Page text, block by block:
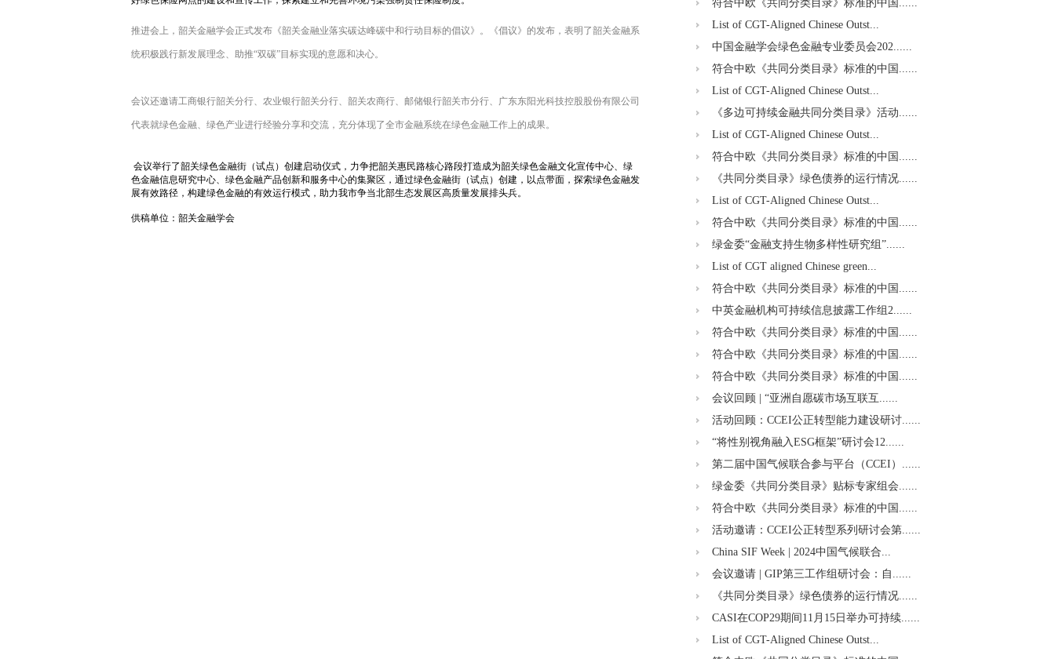
推进会上，韶关金融学会正式发布《韶关金融业落实碳达峰碳中和行动目标的倡议》。《倡议》的发布，表明了韶关金融系
统积极践行新发展理念、助推“双碳”目标实现的意愿和决心。
会议还邀请工商银行韶关分行、农业银行韶关分行、韶关农商行、邮储银行韶关市分行、广东东阳光科技控股股份有限公司
代表就绿色金融、绿色产业进行经验分享和交流，充分体现了全市金融系统在绿色金融工作上的成果。
会议举行了韶关绿色金融街（试点）创建启动仪式，力争把韶关惠民路核心路段打造成为韶关绿色金融文化宣传中心、绿
色金融信息研究中心、绿色金融产品创新和服务中心的集聚区，通过绿色金融街（试点）创建，以点带面，探索绿色金融发
展有效路径，构建绿色金融的有效运行模式，助力我市争当北部生态发展区高质量发展排头兵。
供稿单位：韶关金融学会
符合中欧《共同分类目录》标准的中国......
List of CGT-Aligned Chinese Outst...
中国金融学会绿色金融专业委员会202......
符合中欧《共同分类目录》标准的中国......
List of CGT-Aligned Chinese Outst...
《多边可持续金融共同分类目录》活动......
List of CGT-Aligned Chinese Outst...
符合中欧《共同分类目录》标准的中国......
《共同分类目录》绿色债券的运行情况......
List of CGT-Aligned Chinese Outst...
符合中欧《共同分类目录》标准的中国......
绿金委“金融支持生物多样性研究组”......
List of CGT aligned Chinese green...
符合中欧《共同分类目录》标准的中国......
中英金融机构可持续信息披露工作组2......
符合中欧《共同分类目录》标准的中国......
符合中欧《共同分类目录》标准的中国......
符合中欧《共同分类目录》标准的中国......
会议回顾 | “亚洲自愿碳市场互联互......
活动回顾：CCEI公正转型能力建设研讨......
“将性别视角融入ESG框架”研讨会12......
第二届中国气候联合参与平台（CCEI）......
绿金委《共同分类目录》贴标专家组会......
符合中欧《共同分类目录》标准的中国......
活动邀请：CCEI公正转型系列研讨会第......
China SIF Week | 2024中国气候联合...
会议邀请 | GIP第三工作组研讨会：自......
《共同分类目录》绿色债券的运行情况......
CASI在COP29期间11月15日举办可持续......
List of CGT-Aligned Chinese Outst...